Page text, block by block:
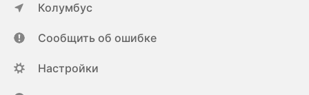
Колумбус
Сообщить об ошибке
Настройки